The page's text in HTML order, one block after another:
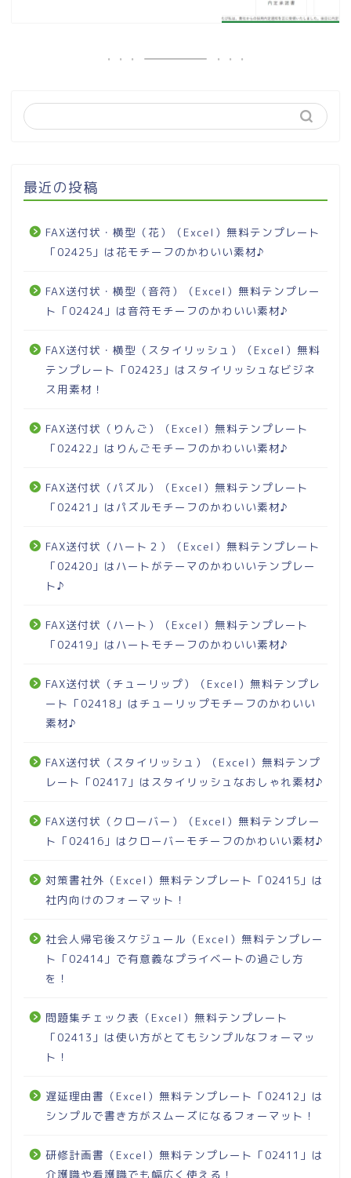
最近の投稿
FAX送付状・横型（花）（Excel）無料テンプレート
「02425」は花モチーフのかわいい素材♪
FAX送付状・横型（音符）（Excel）無料テンプレー
ト「02424」は音符モチーフのかわいい素材♪
FAX送付状・横型（スタイリッシュ）（Excel）無料
テンプレート「02423」はスタイリッシュなビジネ
ス用素材！
FAX送付状（りんご）（Excel）無料テンプレート
「02422」はりんごモチーフのかわいい素材♪
FAX送付状（パズル）（Excel）無料テンプレート
「02421」はパズルモチーフのかわいい素材♪
FAX送付状（ハート２）（Excel）無料テンプレート
「02420」はハートがテーマのかわいいテンプレー
ト♪
FAX送付状（ハート）（Excel）無料テンプレート
「02419」はハートモチーフのかわいい素材♪
FAX送付状（チューリップ）（Excel）無料テンプレ
ート「02418」はチューリップモチーフのかわいい
素材♪
FAX送付状（スタイリッシュ）（Excel）無料テンプ
レート「02417」はスタイリッシュなおしゃれ素材♪
FAX送付状（クローバー）（Excel）無料テンプレー
ト「02416」はクローバーモチーフのかわいい素材♪
対策書社外（Excel）無料テンプレート「02415」は
社内向けのフォーマット！
社会人帰宅後スケジュール（Excel）無料テンプレー
ト「02414」で有意義なプライベートの過ごし方
を！
問題集チェック表（Excel）無料テンプレート
「02413」は使い方がとてもシンプルなフォーマッ
ト！
遅延理由書（Excel）無料テンプレート「02412」は
シンプルで書き方がスムーズになるフォーマット！
研修計画書（Excel）無料テンプレート「02411」は
介護職や看護職でも幅広く使える！